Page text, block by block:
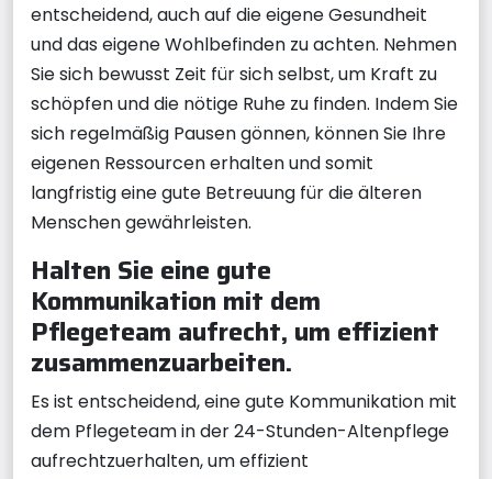
entscheidend, auch auf die eigene Gesundheit
und das eigene Wohlbefinden zu achten. Nehmen
Sie sich bewusst Zeit für sich selbst, um Kraft zu
schöpfen und die nötige Ruhe zu finden. Indem Sie
sich regelmäßig Pausen gönnen, können Sie Ihre
eigenen Ressourcen erhalten und somit
langfristig eine gute Betreuung für die älteren
Menschen gewährleisten.
Halten Sie eine gute
Kommunikation mit dem
Pflegeteam aufrecht, um effizient
zusammenzuarbeiten.
Es ist entscheidend, eine gute Kommunikation mit
dem Pflegeteam in der 24-Stunden-Altenpflege
aufrechtzuerhalten, um effizient